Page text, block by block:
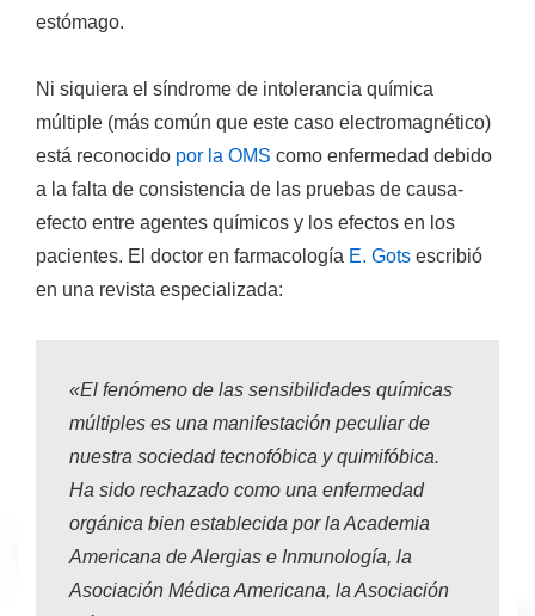
estómago.
Ni siquiera el síndrome de intolerancia química
múltiple (más común que este caso electromagnético)
está reconocido por la OMS como enfermedad debido
a la falta de consistencia de las pruebas de causa-
efecto entre agentes químicos y los efectos en los
pacientes. El doctor en farmacología E. Gots escribió
en una revista especializada:
«El fenómeno de las sensibilidades químicas
múltiples es una manifestación peculiar de
nuestra sociedad tecnofóbica y quimifóbica.
Ha sido rechazado como una enfermedad
orgánica bien establecida por la Academia
Americana de Alergias e Inmunología, la
Asociación Médica Americana, la Asociación